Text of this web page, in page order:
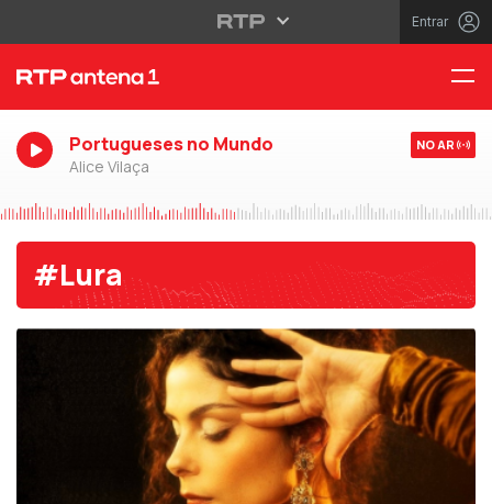
Entrar
Portugueses no Mundo
Alice Vilaça
NO AR
#Lura